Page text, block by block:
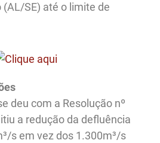
(AL/SE) até o limite de
deu com a Resolução nº
a redução da defluência
s em vez dos 1.300m³/s